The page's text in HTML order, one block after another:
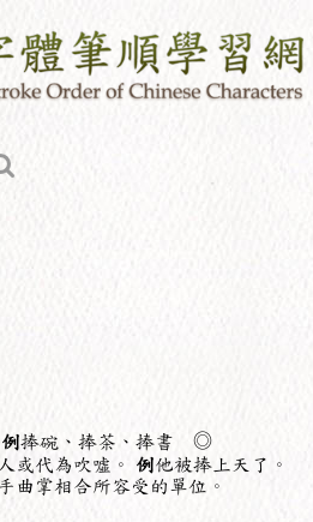
例捧碗、捧茶、捧書 ◎
或代為吹噓。 例他被捧上天了。
曲掌相合所容受的單位。